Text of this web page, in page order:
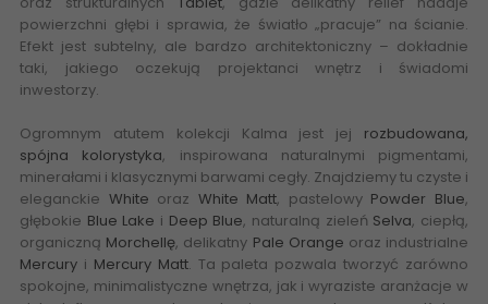
powierzchni głębi i sprawia, że światło „pracuje” na ścianie.
Efekt jest subtelny, ale bardzo architektoniczny – dokładnie
taki, jakiego oczekują projektanci wnętrz i świadomi
inwestorzy.
Ogromnym atutem kolekcji Kalma jest jej rozbudowana,
spójna kolorystyka, inspirowana naturalnymi pigmentami,
minerałami i klasycznymi barwami cegły. Znajdziemy tu czyste i
eleganckie White oraz White Matt, pastelowy Powder Blue,
głębokie Blue Lake i Deep Blue, naturalną zieleń Selva, ciepłą,
organiczną Morchellę, delikatny Pale Orange oraz industrialne
Mercury i Mercury Matt. Ta paleta pozwala tworzyć zarówno
spokojne, minimalistyczne wnętrza, jak i wyraziste aranżacje w